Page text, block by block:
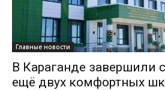
Главные новости
В Караганде завершили
ещё двух комфортных